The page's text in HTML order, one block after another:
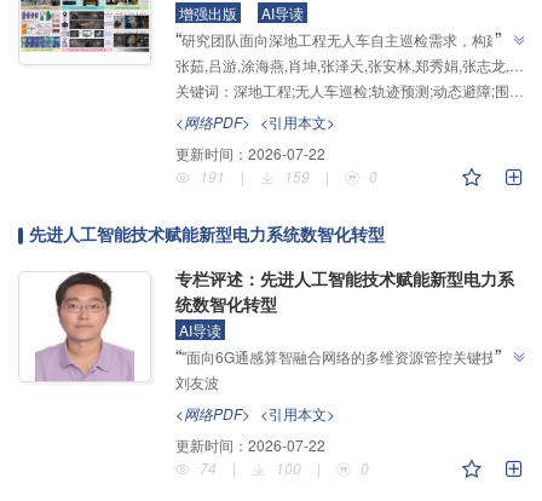
增强出版 AI导读
“研究团队面向深地工程无人车自主巡检需求，构建了
基于EP-TSHNet-PRA的隧道自主导航与掌子面信息采
集流程，并提出了CA-RepViT-Rock围岩等级智能判识
方法，为解决深地工程围岩快速判识及现场辅助决策问
题提供解决方案。”
”
关键词： 深地工程;无人车巡检;轨迹预测;动态避障;围岩等级智能判识
<网络PDF> <引用本文>
更新时间： 2026-07-22
191
| 159 | 0
先进人工智能技术赋能新型电力系统数智化转型
专栏评述：先进人工智能技术赋能新型电力系
统数智化转型
AI导读
“"面向6G通感算智融合网络的多维资源管控关键技术
研究"，介绍了其在6G网络领域的研究进展，专家团队
建立了多维资源管控体系，为6G通感算智融合网络建
设奠定了基础。”
”
刘友波
<网络PDF> <引用本文>
更新时间： 2026-07-22
74
| 100 | 0